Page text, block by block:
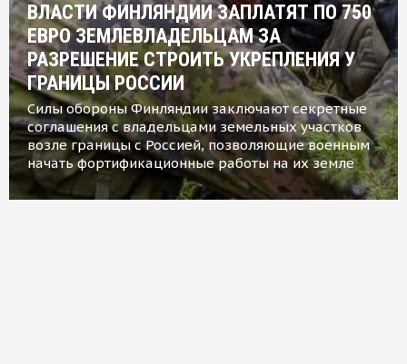
ВЛАСТИ ФИНЛЯНДИИ ЗАПЛАТЯТ ПО 750
ЕВРО ЗЕМЛЕВЛАДЕЛЬЦАМ ЗА
РАЗРЕШЕНИЕ СТРОИТЬ УКРЕПЛЕНИЯ У
ГРАНИЦЫ РОССИИ
Силы обороны Финляндии заключают секретные
соглашения с владельцами земельных участков
возле границы с Россией, позволяющие военным
начать фортификационные работы на их земле